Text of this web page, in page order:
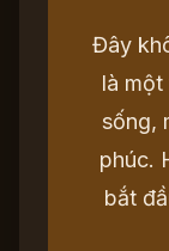
Đây
là
sống,
phúc.
bắt